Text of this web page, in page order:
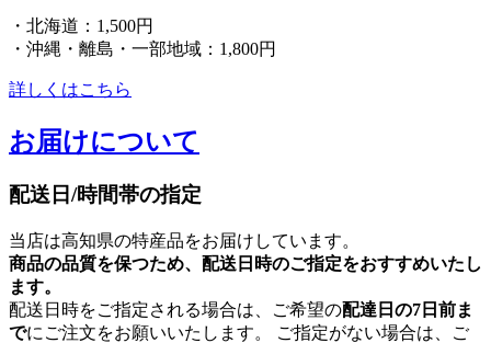
・北海道：1,500円
・沖縄・離島・一部地域：1,800円
詳しくはこちら
お届けについて
配送日/時間帯の指定
当店は高知県の特産品をお届けしています。
商品の品質を保つため、配送日時のご指定をおすすめいたし
ます。
配送日時をご指定される場合は、ご希望の配達日の7日前ま
でにご注文をお願いいたします。 ご指定がない場合は、ご